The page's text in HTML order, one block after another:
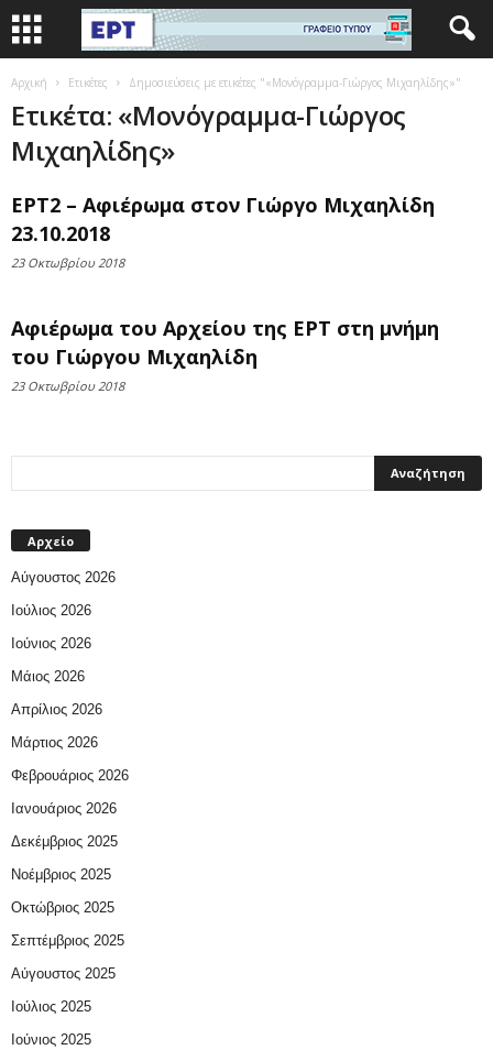
Αρχική Ετικέτες Δημοσιεύσεις με ετικέτες "«Μονόγραμμα-Γιώργος Μιχαηλίδης»"
Ετικέτα: «Μονόγραμμα-Γιώργος
Μιχαηλίδης»
ΕΡΤ2 – Αφιέρωμα στον Γιώργο Μιχαηλίδη
23.10.2018
23 Οκτωβρίου 2018
Αφιέρωμα του Αρχείου της ΕΡΤ στη μνήμη
του Γιώργου Μιχαηλίδη
23 Οκτωβρίου 2018
Αρχείο
Αύγουστος 2026
Ιούλιος 2026
Ιούνιος 2026
Μάιος 2026
Απρίλιος 2026
Μάρτιος 2026
Φεβρουάριος 2026
Ιανουάριος 2026
Δεκέμβριος 2025
Νοέμβριος 2025
Οκτώβριος 2025
Σεπτέμβριος 2025
Αύγουστος 2025
Ιούλιος 2025
Ιούνιος 2025